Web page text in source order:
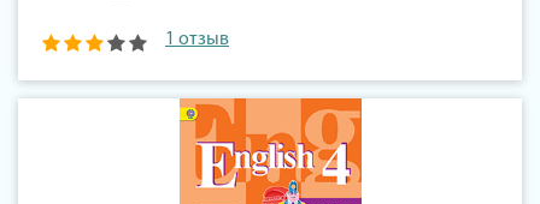
1 отзыв